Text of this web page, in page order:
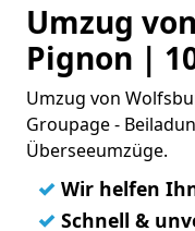
Umzug
Pignon |
Umzug von
Groupage -
Überseeumzüge.
✓ Wir helfen
✓ Schnell &